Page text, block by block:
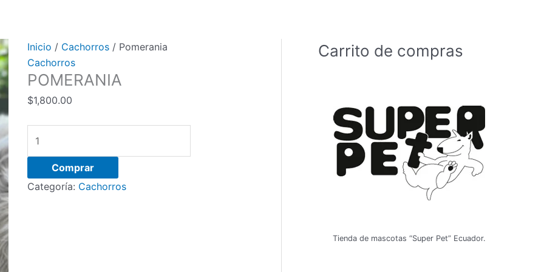
Inicio / Cachorros/ Pomerania
Cachorros
POMERANIA
$1,800.00
cantidad
Comprar
Categoría: Cachorros
Carrito de compras
Tienda de mascotas “Super Pet” Ecuador.